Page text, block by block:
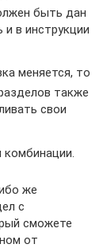
быть дан
в инструкции
меняется, то
также
свои
же
с
сможете
от